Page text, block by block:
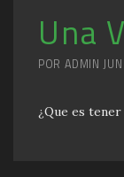
Una
POR ADMIN
¿Que es